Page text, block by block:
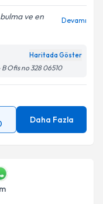
ilişkin
Aydınlatma
belirtilen
ve en
Devamı
Haritada Göster
Ofis no 328 06510
Daha Fazla